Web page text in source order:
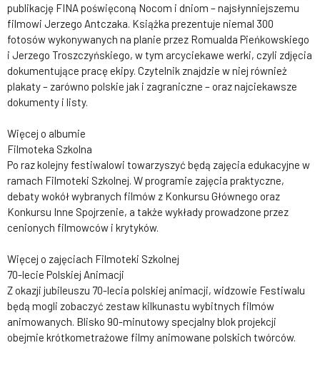
publikację FINA poświęconą Nocom i dniom – najsłynniejszemu
filmowi Jerzego Antczaka. Książka prezentuje niemal 300
fotosów wykonywanych na planie przez Romualda Pieńkowskiego
i Jerzego Troszczyńskiego, w tym arcyciekawe werki, czyli zdjęcia
dokumentujące pracę ekipy. Czytelnik znajdzie w niej również
plakaty – zarówno polskie jak i zagraniczne – oraz najciekawsze
dokumenty i listy.
Więcej o albumie
Filmoteka Szkolna
Po raz kolejny festiwalowi towarzyszyć będą zajęcia edukacyjne w
ramach Filmoteki Szkolnej. W programie zajęcia praktyczne,
debaty wokół wybranych filmów z Konkursu Głównego oraz
Konkursu Inne Spojrzenie, a także wykłady prowadzone przez
cenionych filmowców i krytyków.
Więcej o zajęciach Filmoteki Szkolnej
70-lecie Polskiej Animacji
Z okazji jubileuszu 70-lecia polskiej animacji, widzowie Festiwalu
będą mogli zobaczyć zestaw kilkunastu wybitnych filmów
animowanych. Blisko 90-minutowy specjalny blok projekcji
obejmie krótkometrażowe filmy animowane polskich twórców.